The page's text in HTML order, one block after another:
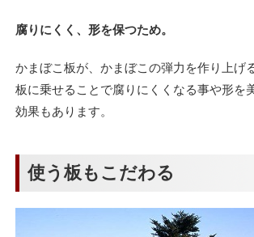
腐りにくく、形を保つため。
かまぼこ板が、かまぼこの弾力を作り上げ
板に乗せることで腐りにくくなる事や形を
効果もあります。
使う板もこだわる